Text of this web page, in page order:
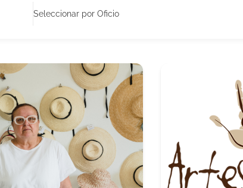
Seleccionar por Oficio